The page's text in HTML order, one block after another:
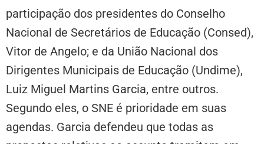
participação dos presidentes do Conselho
Nacional de Secretários de Educação (Consed),
Vitor de Angelo; e da União Nacional dos
Dirigentes Municipais de Educação (Undime),
Luiz Miguel Martins Garcia, entre outros.
Segundo eles, o SNE é prioridade em suas
agendas. Garcia defendeu que todas as